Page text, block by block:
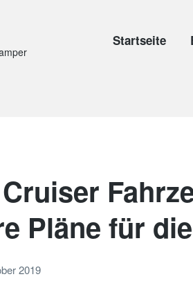
Startseite
Pläne für
2019